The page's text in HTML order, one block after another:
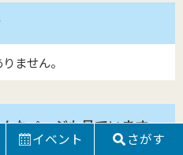
ません。
なページも見ています
イベント さがす